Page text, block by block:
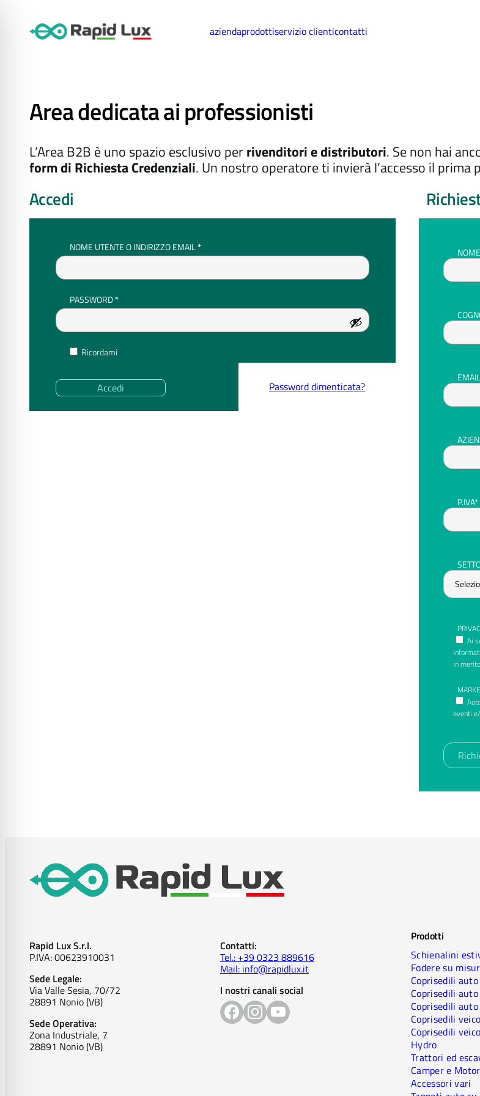
aziendaprodottiservizio clienticontatti
Area dedicata ai professionisti
L’Area B2B è uno spazio esclusivo perrivenditori e distributori. Se non hai
form di Richiesta Credenziali. Un nostro operatore ti invierà l’accesso il prima
Accedi
NOME UTENTE O INDIRIZZO EMAIL*RICHIESTO
PASSWORD*RICHIESTO
Ricordami
Accedi Password dimenticata?
P.IVA*
Ai
in
eventi
Rapid Lux S.r.l.
P.IVA: 00623910031
Sede Legale:
Via Valle Sesia, 70/72
28891 Nonio (VB)
Sede Operativa:
Zona Industriale, 7
28891 Nonio (VB)
Contatti:
Tel.: +39 0323 889616
Mail: info@rapidlux.it
I nostri canali social
Prodotti
Schienalini
Fodere su
Coprisedili
Coprisedili auto
Coprisedili
Coprisedili
Coprisedili
Hydro
Trattori ed
Camper e
Accessori vari